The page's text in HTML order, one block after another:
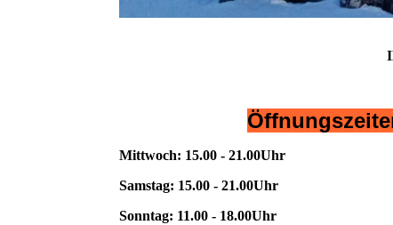
Mittwoch: 15.00 - 21.00Uhr
Samstag: 15.00 - 21.00Uhr
Sonntag: 11.00 - 18.00Uhr